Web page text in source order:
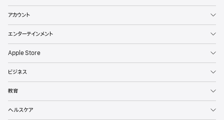
アカウント
エンターテインメント
Apple Store
ビジネス
教育
ヘルスケア